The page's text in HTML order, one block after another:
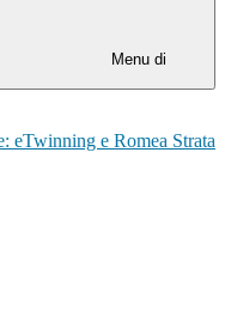
Menu di
eTwinning e Romea Strata